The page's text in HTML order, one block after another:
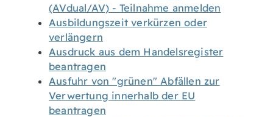
(AVdual/AV) - Teilnahme anmelden
Ausbildungszeit verkürzen oder
verlängern
Ausdruck aus dem Handelsregister
beantragen
Ausfuhr von "grünen" Abfällen zur
Verwertung innerhalb der EU
beantragen